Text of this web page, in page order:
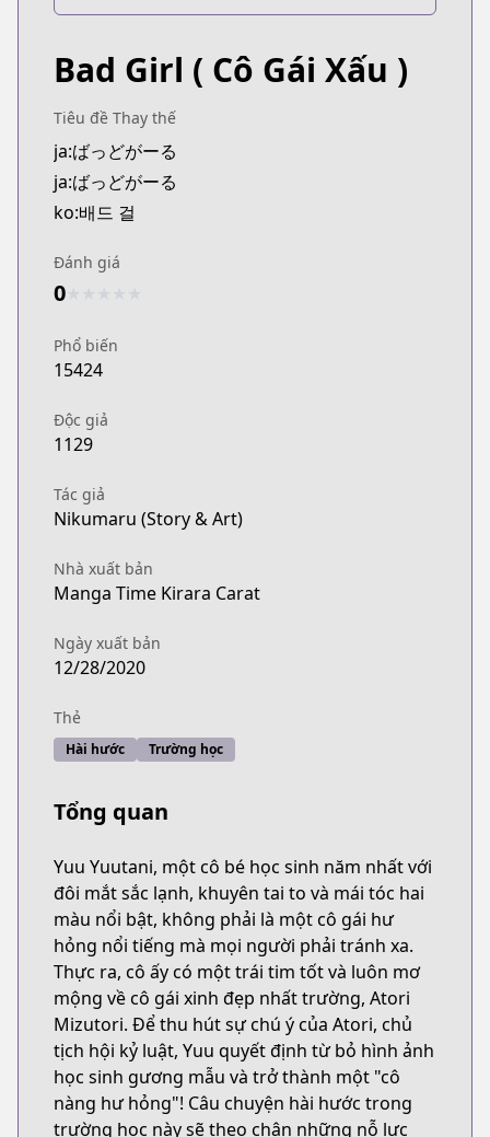
eBookJapan
Official Raw
https://comic-fuz.com/book/26007
Kitsu
Kitsu
https://kitsu.app/manga/62691
MangaUpdates
MangaUpdates
https://www.mangaupdates.com/
https://bookwalker.jp/series/337580
Bad Girl ( Cô Gái Xấu )
Tiêu đề Thay thế
ja:ばっどがーる
ja:ばっどがーる
ko:배드 걸
Đánh giá
0
Phổ biến
15424
Độc giả
1129
Tác giả
Nikumaru (Story & Art)
Nhà xuất bản
Manga Time Kirara Carat
Ngày xuất bản
12/28/2020
Thẻ
Hài hước Trường học
Tổng quan
Yuu Yuutani, một cô bé học sinh năm nhất với
đôi mắt sắc lạnh, khuyên tai to và mái tóc hai
màu nổi bật, không phải là một cô gái hư
hỏng nổi tiếng mà mọi người phải tránh xa.
Thực ra, cô ấy có một trái tim tốt và luôn mơ
mộng về cô gái xinh đẹp nhất trường, Atori
Mizutori. Để thu hút sự chú ý của Atori, chủ
tịch hội kỷ luật, Yuu quyết định từ bỏ hình ảnh
học sinh gương mẫu và trở thành một "cô
nàng hư hỏng"! Câu chuyện hài hước trong
trường học này sẽ theo chân những nỗ lực